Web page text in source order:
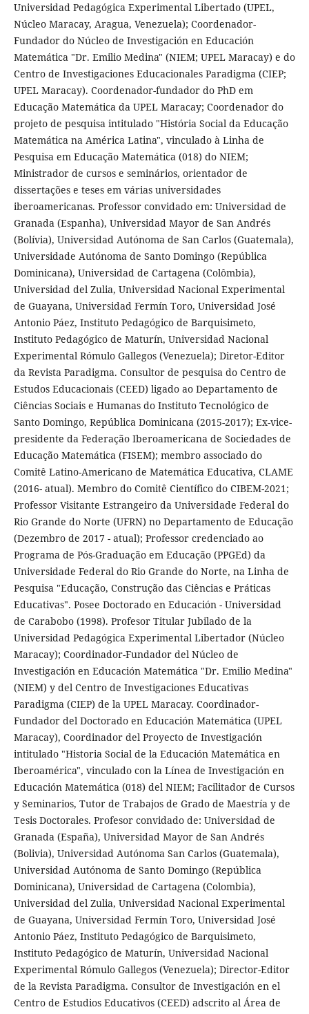
Universidad Pedagógica Experimental Libertado (UPEL,
Núcleo Maracay, Aragua, Venezuela); Coordenador-
Fundador do Núcleo de Investigación en Educación
Matemática "Dr. Emilio Medina" (NIEM; UPEL Maracay) e do
Centro de Investigaciones Educacionales Paradigma (CIEP;
UPEL Maracay). Coordenador-fundador do PhD em
Educação Matemática da UPEL Maracay; Coordenador do
projeto de pesquisa intitulado "História Social da Educação
Matemática na América Latina", vinculado à Linha de
Pesquisa em Educação Matemática (018) do NIEM;
Ministrador de cursos e seminários, orientador de
dissertações e teses em várias universidades
iberoamericanas. Professor convidado em: Universidad de
Granada (Espanha), Universidad Mayor de San Andrés
(Bolívia), Universidad Autónoma de San Carlos (Guatemala),
Universidade Autónoma de Santo Domingo (República
Dominicana), Universidad de Cartagena (Colômbia),
Universidad del Zulia, Universidad Nacional Experimental
de Guayana, Universidad Fermín Toro, Universidad José
Antonio Páez, Instituto Pedagógico de Barquisimeto,
Instituto Pedagógico de Maturín, Universidad Nacional
Experimental Rómulo Gallegos (Venezuela); Diretor-Editor
da Revista Paradigma. Consultor de pesquisa do Centro de
Estudos Educacionais (CEED) ligado ao Departamento de
Ciências Sociais e Humanas do Instituto Tecnológico de
Santo Domingo, República Dominicana (2015-2017); Ex-vice-
presidente da Federação Iberoamericana de Sociedades de
Educação Matemática (FISEM); membro associado do
Comitê Latino-Americano de Matemática Educativa, CLAME
(2016- atual). Membro do Comitê Científico do CIBEM-2021;
Professor Visitante Estrangeiro da Universidade Federal do
Rio Grande do Norte (UFRN) no Departamento de Educação
(Dezembro de 2017 - atual); Professor credenciado ao
Programa de Pós-Graduação em Educação (PPGEd) da
Universidade Federal do Rio Grande do Norte, na Linha de
Pesquisa "Educação, Construção das Ciências e Práticas
Educativas". Posee Doctorado en Educación - Universidad
de Carabobo (1998). Profesor Titular Jubilado de la
Universidad Pedagógica Experimental Libertador (Núcleo
Maracay); Coordinador-Fundador del Núcleo de
Investigación en Educación Matemática "Dr. Emilio Medina"
(NIEM) y del Centro de Investigaciones Educativas
Paradigma (CIEP) de la UPEL Maracay. Coordinador-
Fundador del Doctorado en Educación Matemática (UPEL
Maracay), Coordinador del Proyecto de Investigación
intitulado "Historia Social de la Educación Matemática en
Iberoamérica", vinculado con la Línea de Investigación en
Educación Matemática (018) del NIEM; Facilitador de Cursos
y Seminarios, Tutor de Trabajos de Grado de Maestría y de
Tesis Doctorales. Profesor convidado de: Universidad de
Granada (España), Universidad Mayor de San Andrés
(Bolivia), Universidad Autónoma San Carlos (Guatemala),
Universidad Autónoma de Santo Domingo (República
Dominicana), Universidad de Cartagena (Colombia),
Universidad del Zulia, Universidad Nacional Experimental
de Guayana, Universidad Fermín Toro, Universidad José
Antonio Páez, Instituto Pedagógico de Barquisimeto,
Instituto Pedagógico de Maturín, Universidad Nacional
Experimental Rómulo Gallegos (Venezuela); Director-Editor
de la Revista Paradigma. Consultor de Investigación en el
Centro de Estudios Educativos (CEED) adscrito al Área de